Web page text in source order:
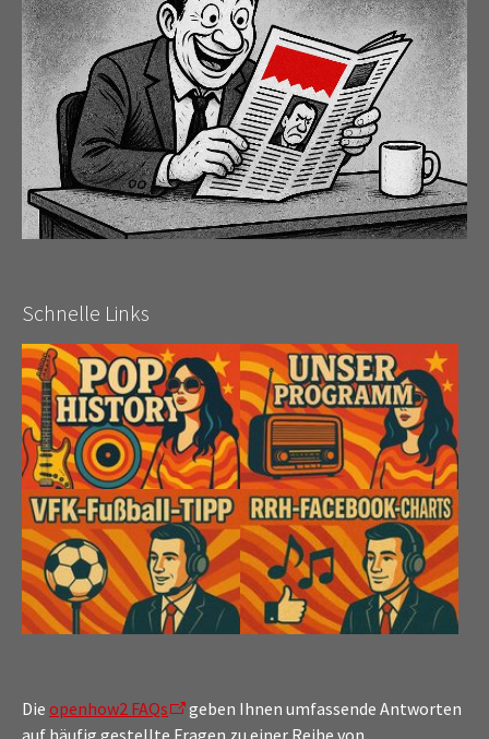
Schnelle Links
Die openhow2 FAQs
geben Ihnen umfassende Antworten